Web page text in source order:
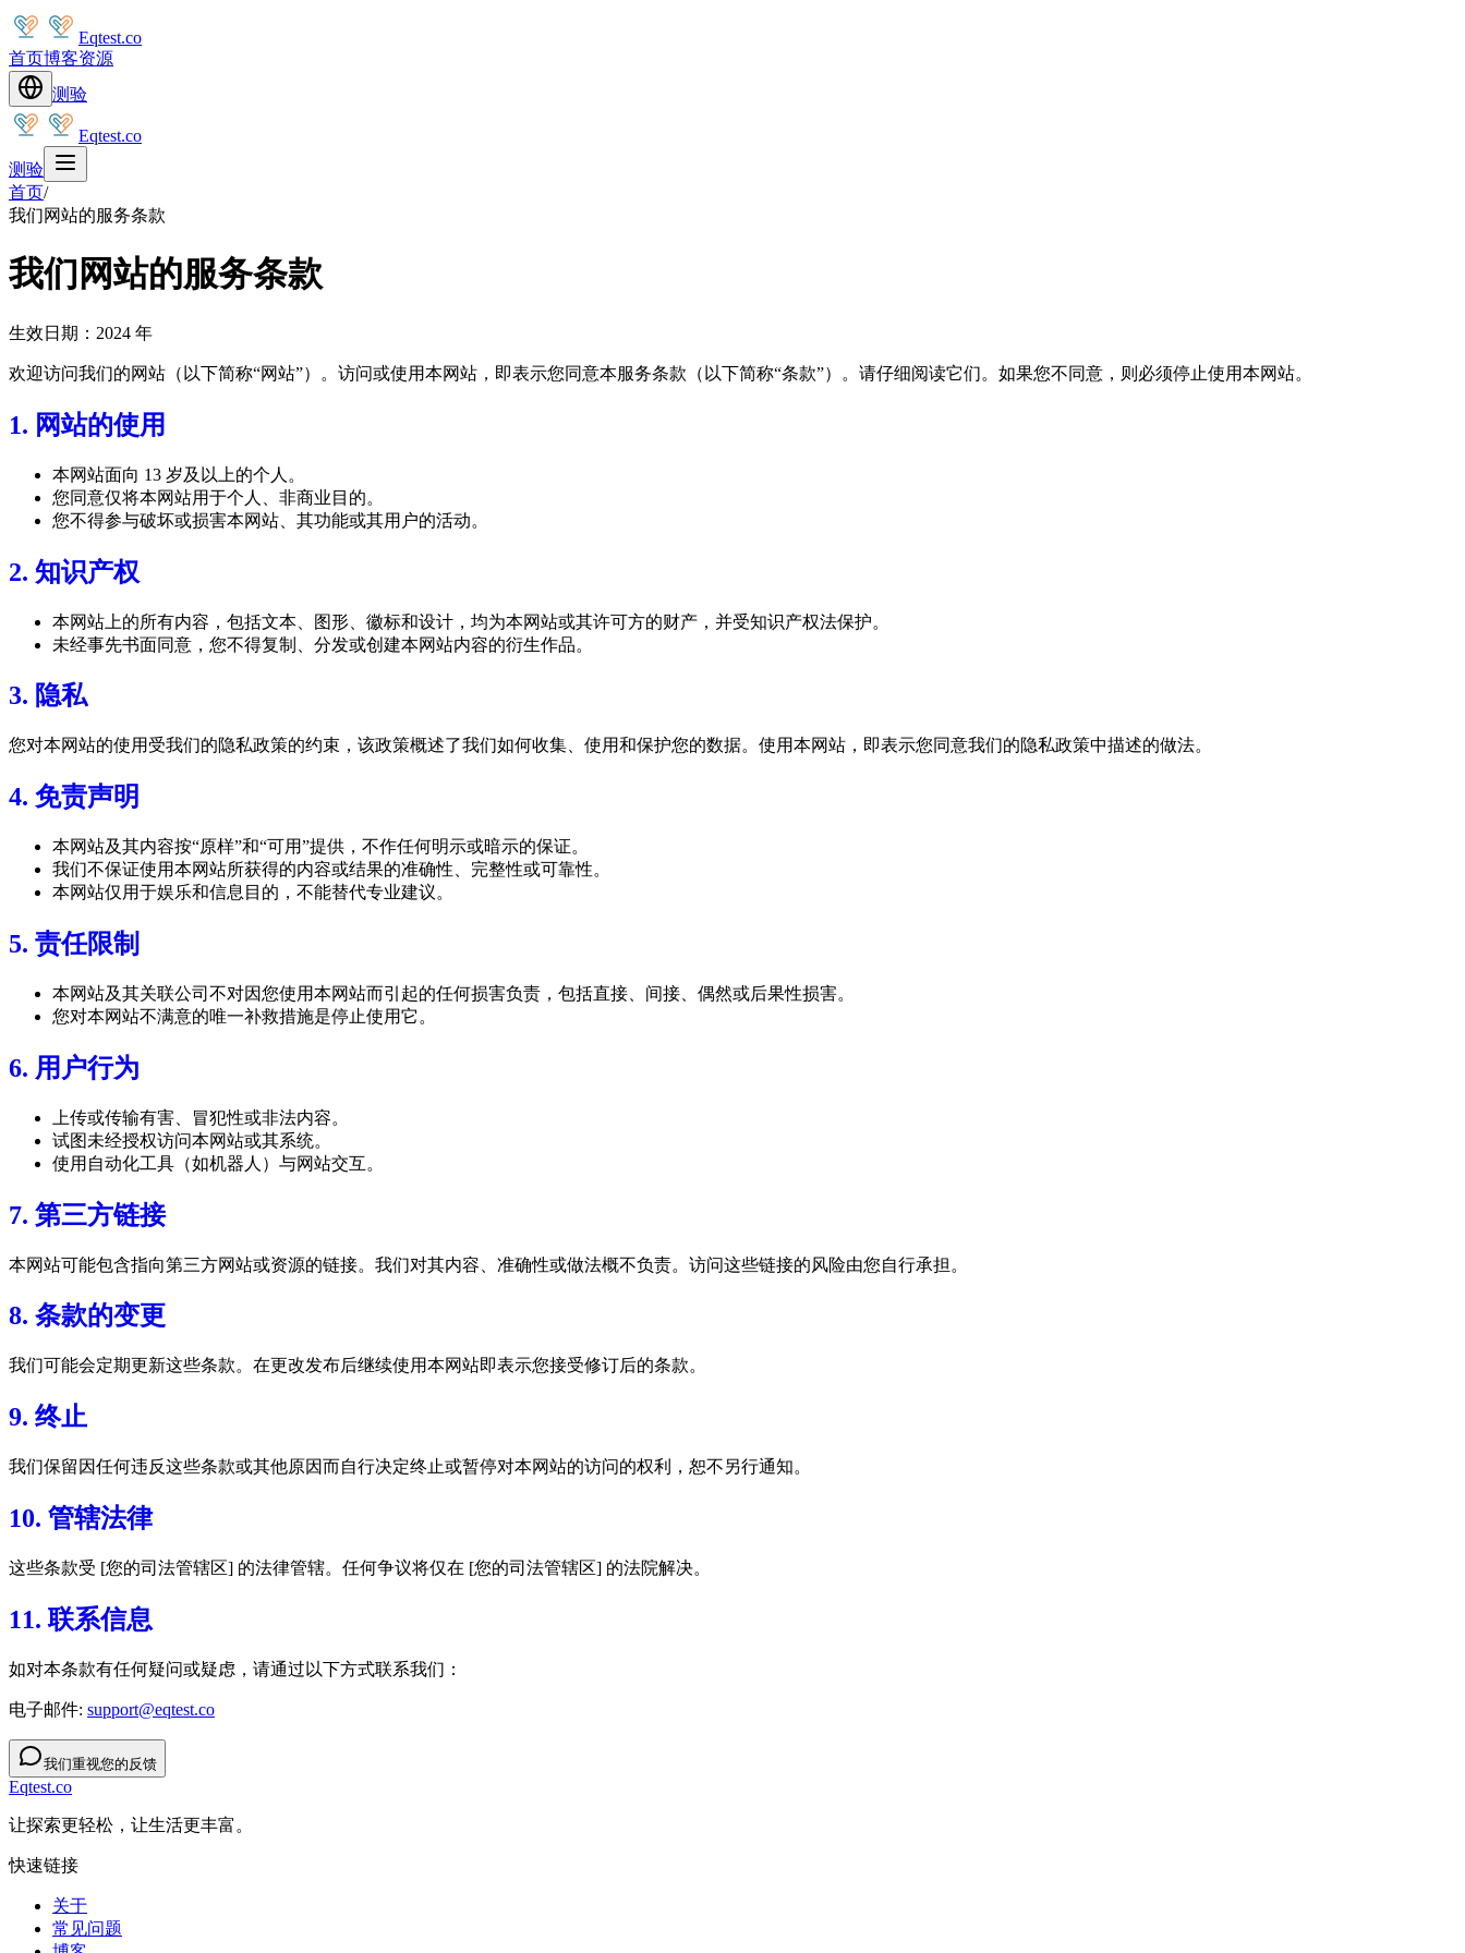
Eqtest.co
首页博客资源
测验
Eqtest.co
测验
首页/
我们网站的服务条款
我们网站的服务条款
生效日期：2024 年
欢迎访问我们的网站（以下简称“网站”）。访问或使用本网站，即表示您同意本服务条款（以下简称“条款”）。请仔细阅读它们。如果您不同意，则必须停止使用本网站。
1. 网站的使用
本网站面向 13 岁及以上的个人。
您同意仅将本网站用于个人、非商业目的。
您不得参与破坏或损害本网站、其功能或其用户的活动。
2. 知识产权
本网站上的所有内容，包括文本、图形、徽标和设计，均为本网站或其许可方的财产，并受知识产权法保护。
未经事先书面同意，您不得复制、分发或创建本网站内容的衍生作品。
3. 隐私
您对本网站的使用受我们的隐私政策的约束，该政策概述了我们如何收集、使用和保护您的数据。使用本网站，即表示您同意我们的隐私政策中描述的做法。
4. 免责声明
本网站及其内容按“原样”和“可用”提供，不作任何明示或暗示的保证。
我们不保证使用本网站所获得的内容或结果的准确性、完整性或可靠性。
本网站仅用于娱乐和信息目的，不能替代专业建议。
5. 责任限制
本网站及其关联公司不对因您使用本网站而引起的任何损害负责，包括直接、间接、偶然或后果性损害。
您对本网站不满意的唯一补救措施是停止使用它。
6. 用户行为
上传或传输有害、冒犯性或非法内容。
试图未经授权访问本网站或其系统。
使用自动化工具（如机器人）与网站交互。
7. 第三方链接
本网站可能包含指向第三方网站或资源的链接。我们对其内容、准确性或做法概不负责。访问这些链接的风险由您自行承担。
8. 条款的变更
我们可能会定期更新这些条款。在更改发布后继续使用本网站即表示您接受修订后的条款。
9. 终止
我们保留因任何违反这些条款或其他原因而自行决定终止或暂停对本网站的访问的权利，恕不另行通知。
10. 管辖法律
这些条款受 [您的司法管辖区] 的法律管辖。任何争议将仅在 [您的司法管辖区] 的法院解决。
11. 联系信息
如对本条款有任何疑问或疑虑，请通过以下方式联系我们：
电子邮件: support@eqtest.co
我们重视您的反馈
Eqtest.co
让探索更轻松，让生活更丰富。
快速链接
关于
常见问题